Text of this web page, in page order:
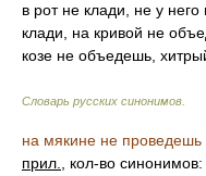
в рот не клади, не у него
клади, на кривой не
козе не объедешь,
Словарь русских синонимов
на мякине не проведешь
прил.
, кол-во